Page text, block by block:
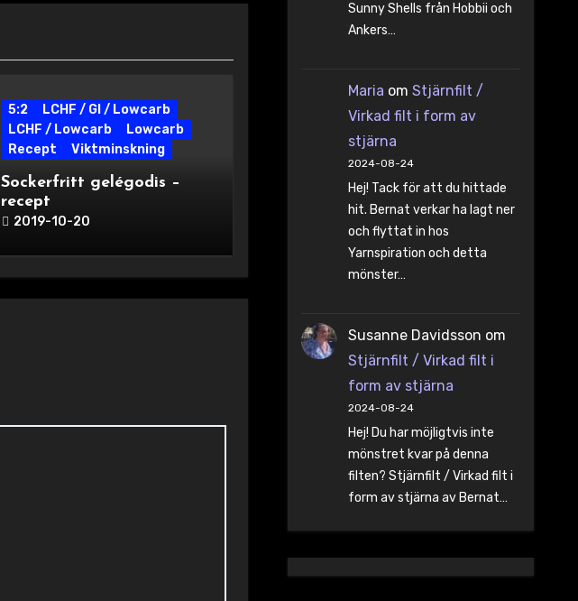
5:2
LCHF / GI / Lowcarb
LCHF / Lowcarb
Lowcarb
Recept
Viktminskning
Sockerfritt gelégodis –
recept
2019-10-20
Sunny Shells från Hobbii och
Ankers…
Maria om Stjärnfilt /
Virkad filt i form av
stjärna
2024-08-24
Hej! Tack för att du hittade
hit. Bernat verkar ha lagt ner
och flyttat in hos
Yarnspiration och detta
mönster…
Susanne Davidsson om
Stjärnfilt / Virkad filt i
form av stjärna
2024-08-24
Hej! Du har möjligtvis inte
mönstret kvar på denna
filten? Stjärnfilt / Virkad filt i
form av stjärna av Bernat…